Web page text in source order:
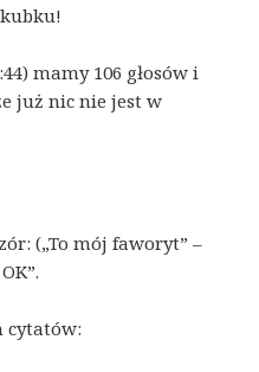
mamy 106 głosów i
już nic nie jest w
(„To mój faworyt” –
cytatów: